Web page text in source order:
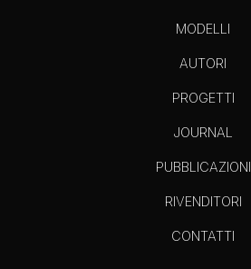
MODELLI
AUTORI
PROGETTI
JOURNAL
PUBBLICAZIONI
RIVENDITORI
CONTATTI